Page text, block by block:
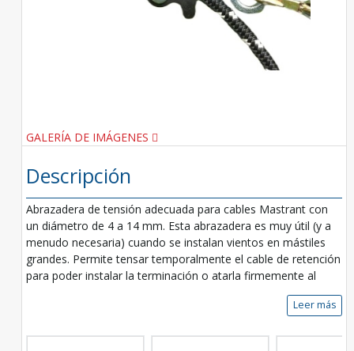
GALERÍA DE IMÁGENES
Descripción
Abrazadera de tensión adecuada para cables Mastrant con
un diámetro de 4 a 14 mm. Esta abrazadera es muy útil (y a
menudo necesaria) cuando se instalan vientos en mástiles
grandes. Permite tensar temporalmente el cable de retención
para poder instalar la terminación o atarla firmemente al
Leer más